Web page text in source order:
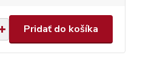
Pridať do košíka